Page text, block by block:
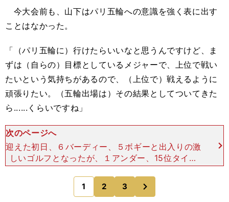
今大会前も、山下はパリ五輪への意識を強く表に出す
ことはなかった。
「（パリ五輪に）行けたらいいなと思うんですけど、ま
ずは（自らの）目標としているメジャーで、上位で戦い
たいという気持ちがあるので、（上位で）戦えるように
頑張りたい。（五輪出場は）その結果としてついてきた
ら......くらいですね」
次のページへ
迎えた初日、６バーディー、５ボギーと出入りの激
しいゴルフとなったが、１アンダー、15位タイと
まずまずのスタートをきった山下。２日目も３バー
ディー、１ボギーの「70」で回って、通算３アン
ダー、６位タイと
1 2 3